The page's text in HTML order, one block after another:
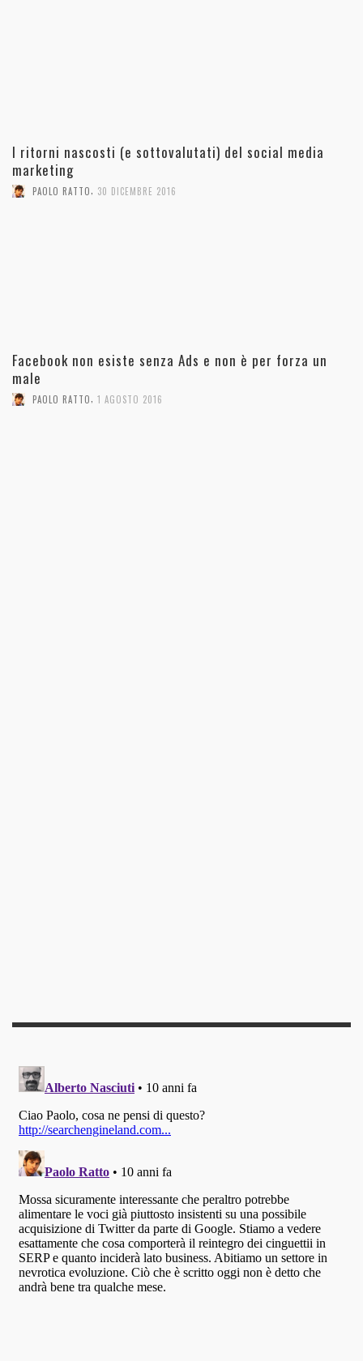
I ritorni nascosti (e sottovalutati) del social media
marketing
PAOLO RATTO, 30 DICEMBRE 2016
Facebook non esiste senza Ads e non è per forza un
male
PAOLO RATTO 1 AGOSTO 2016